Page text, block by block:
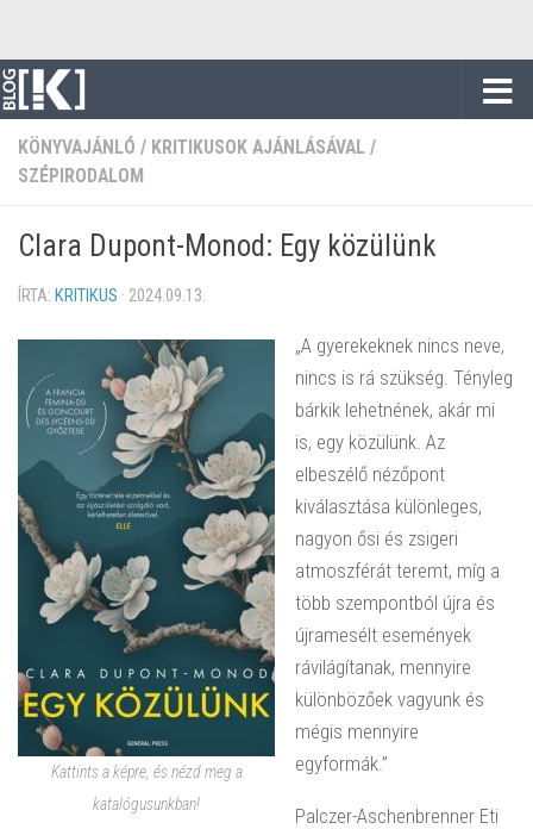
KÖNYVAJÁNLÓ / KRITIKUSOK AJÁNLÁSÁVAL /
SZÉPIRODALOM
Clara Dupont-Monod: Egy közülünk
ÍRTA: KRITIKUS · 2024.09.13.
Kattints a képre, és nézd meg a
katalógusunkban!
„A gyerekeknek nincs neve,
nincs is rá szükség. Tényleg
bárkik lehetnének, akár mi
is, egy közülünk. Az
elbeszélő nézőpont
kiválasztása különleges,
nagyon ősi és zsigeri
atmoszférát teremt, míg a
több szempontból újra és
újramesélt események
rávilágítanak, mennyire
különbözőek vagyunk és
mégis mennyire
egyformák.”
Palczer-Aschenbrenner Eti